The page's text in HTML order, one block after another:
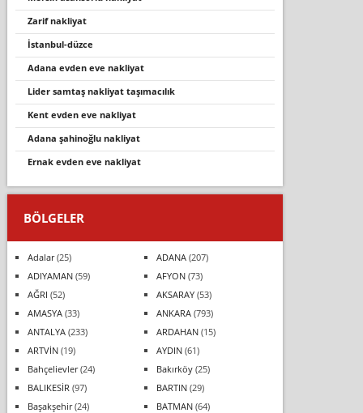
zarif nakliyat
istanbul-düzce
adana evden eve nakliyat
li̇der samtaş nakli̇yat taşimacilik
kent evden eve nakliyat
adana şahinoğlu nakliyat
ernak evden eve nakliyat
BÖLGELER
Adalar(25) ADANA(207)
ADIYAMAN(59) AFYON(73)
AĞRI (52) AKSARAY(53)
AMASYA(33) ANKARA(793)
ANTALYA(233) ARDAHAN(15)
ARTVİN(19) AYDIN(61)
Bahçelievler(24) Bakırköy(25)
BALIKESİR (97) BARTIN(29)
Başakşehir(24) BATMAN(64)